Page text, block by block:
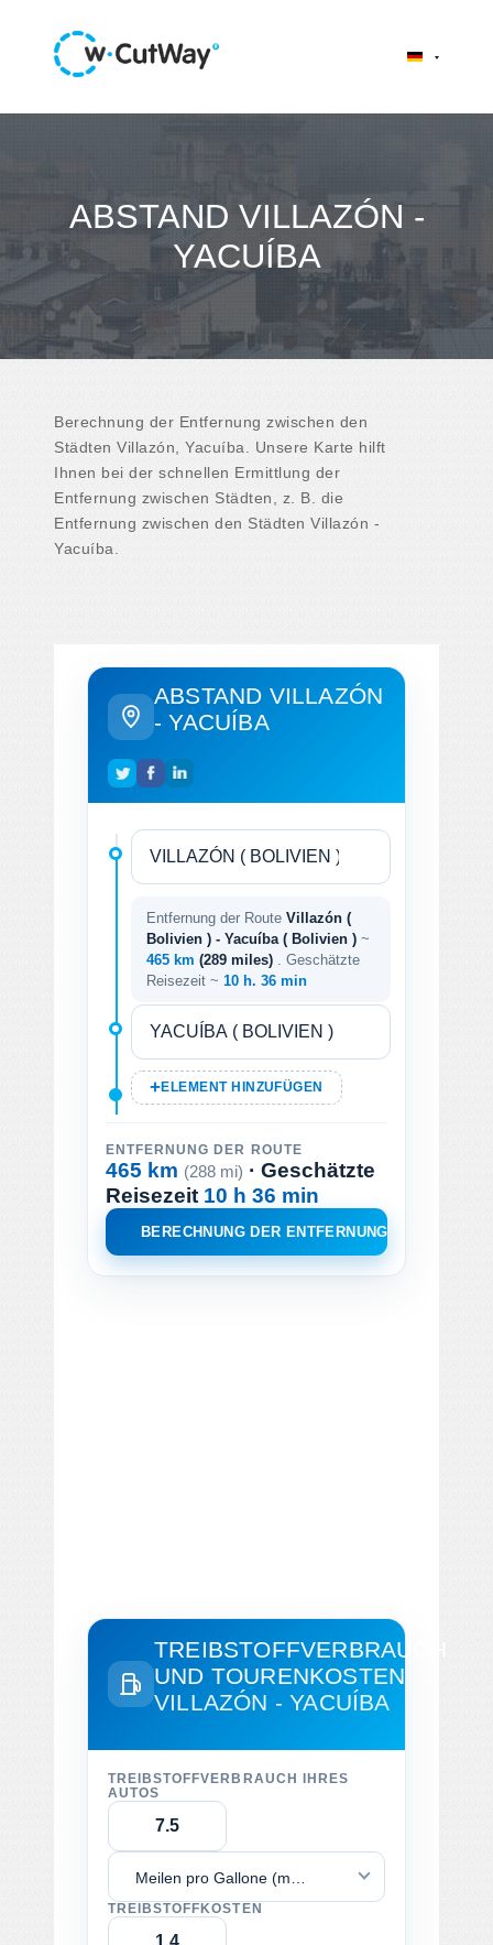
ABSTAND VILLAZÓN -
YACUÍBA
Berechnung der Entfernung zwischen den
Städten Villazón, Yacuíba. Unsere Karte hilft
Ihnen bei der schnellen Ermittlung der
Entfernung zwischen Städten, z. B. die
Entfernung zwischen den Städten Villazón -
Yacuíba.
ABSTAND VILLAZÓN
- YACUÍBA
Entfernung der Route Villazón (
Bolivien ) - Yacuíba ( Bolivien ) ~
465 km (289 miles)
. Geschätzte
Reisezeit ~ 10 h. 36 min
ELEMENT HINZUFÜGEN
ENTFERNUNG DER ROUTE
465 km (288 mi) · Geschätzte
Reisezeit 10 h 36 min
BERECHNUNG DER ENTFERNUNG
TREIBSTOFFVERBRAUCH
UND TOURENKOSTEN
VILLAZÓN - YACUÍBA
TREIBSTOFFVERBRAUCH IHRES
AUTOS
TREIBSTOFFKOSTEN